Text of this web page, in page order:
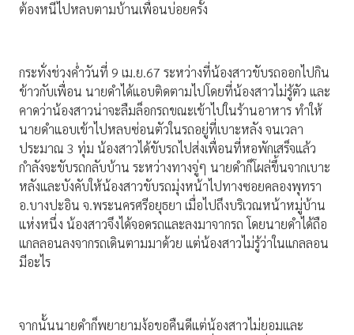
ต้องหนีไปหลบตามบ้านเพื่อนบ่อยครั้ง
กระทั่งช่วงค่ำวันที่ 9 เม.ย.67 ระหว่างที่น้องสาวขับรถออกไปกิน
ข้าวกับเพื่อน นายดำได้แอบติดตามไปโดยที่น้องสาวไม่รู้ตัว และ
คาดว่าน้องสาวน่าจะลืมล็อกรถขณะเข้าไปในร้านอาหาร ทำให้
นายดำแอบเข้าไปหลบซ่อนตัวในรถอยู่ที่เบาะหลัง จนเวลา
ประมาณ 3 ทุ่ม น้องสาวได้ขับรถไปส่งเพื่อนที่หอพักเสร็จแล้ว
กำลังจะขับรถกลับบ้าน ระหว่างทางจู่ๆ นายดำก็โผล่ขึ้นจากเบาะ
หลังและบังคับให้น้องสาวขับรถมุ่งหน้าไปทางซอยคลองพุทรา
อ.บางปะอิน จ.พระนครศรีอยุธยา เมื่อไปถึงบริเวณหน้าหมู่บ้าน
แห่งหนึ่ง น้องสาวจึงได้จอดรถและลงมาจากรถ โดยนายดำได้ถือ
แกลลอนลงจากรถเดินตามมาด้วย แต่น้องสาวไม่รู้ว่าในแกลลอน
มีอะไร
จากนั้นนายดำก็พยายามง้อขอคืนดีแต่น้องสาวไม่ยอมและ